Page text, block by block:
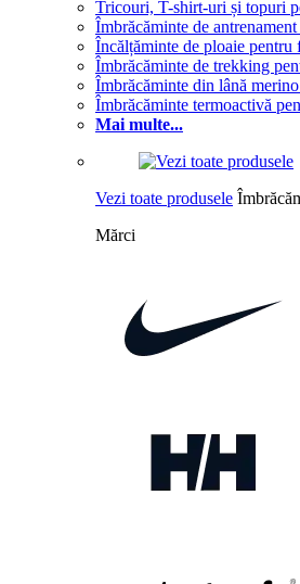
Tricouri, T-shirt-uri și topuri
Îmbrăcăminte de
Încălțăminte de ploaie pentru
Îmbrăcăminte de trekking
Îmbrăcăminte din lână
Îmbrăcăminte termoactivă
Mai multe...
Vezi toate produsele
Mărci